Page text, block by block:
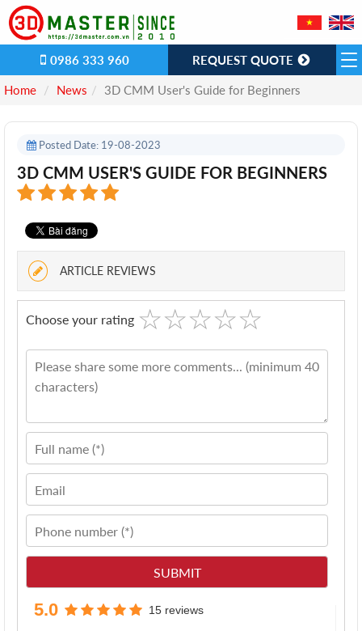
0986 333 960 REQUEST QUOTE
Home News 3D CMM User's Guide for Beginners
Posted Date: 19-08-2023
3D CMM USER'S GUIDE FOR BEGINNERS
ARTICLE REVIEWS
Choose your rating ☆☆☆☆☆
★★★★★
5.0 15 reviews